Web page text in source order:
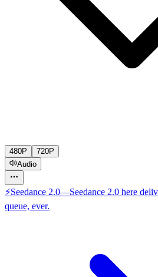
480P
720P
Audio
⚡Seedance 2.0—Seedance 2.0 here
queue, ever.